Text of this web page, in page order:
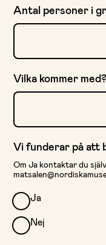
Antal personer i
Vilka kommer
Vi funderar på att
Ja
Nej
Om Ja kontaktar du